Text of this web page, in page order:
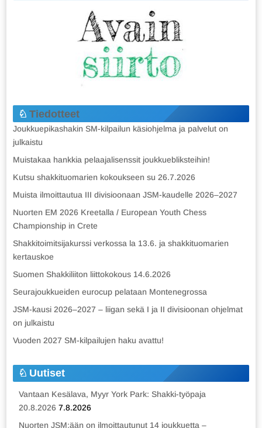
Tiedotteet
Joukkuepikashakin SM-kilpailun käsiohjelma ja palvelut on
julkaistu
Muistakaa hankkia pelaajalisenssit joukkuebliksteihin!
Kutsu shakkituomarien kokoukseen su 26.7.2026
Muista ilmoittautua III divisioonaan JSM-kaudelle 2026–2027
Nuorten EM 2026 Kreetalla / European Youth Chess
Championship in Crete
Shakkitoimitsijakurssi verkossa la 13.6. ja shakkituomarien
kertauskoe
Suomen Shakkiliiton liittokokous 14.6.2026
Seurajoukkueiden eurocup pelataan Montenegrossa
JSM-kausi 2026–2027 – liigan sekä I ja II divisioonan ohjelmat
on julkaistu
Vuoden 2027 SM-kilpailujen haku avattu!
Uutiset
Vantaan Kesälava, Myyr York Park: Shakki-työpaja
20.8.2026 7.8.2026
Nuorten JSM:ään on ilmoittautunut 14 joukkuetta –